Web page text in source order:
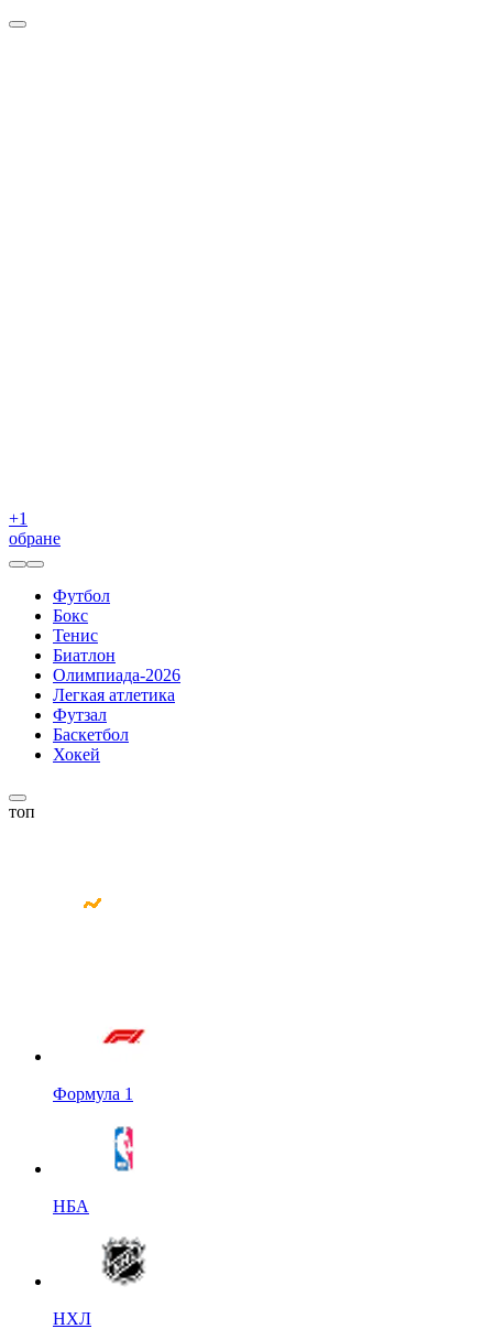
+1
обране
Футбол
Бокс
Тенис
Биатлон
Олимпиада-2026
Легкая атлетика
Футзал
Баскетбол
Хокей
топ
Формула 1
НБА
НХЛ